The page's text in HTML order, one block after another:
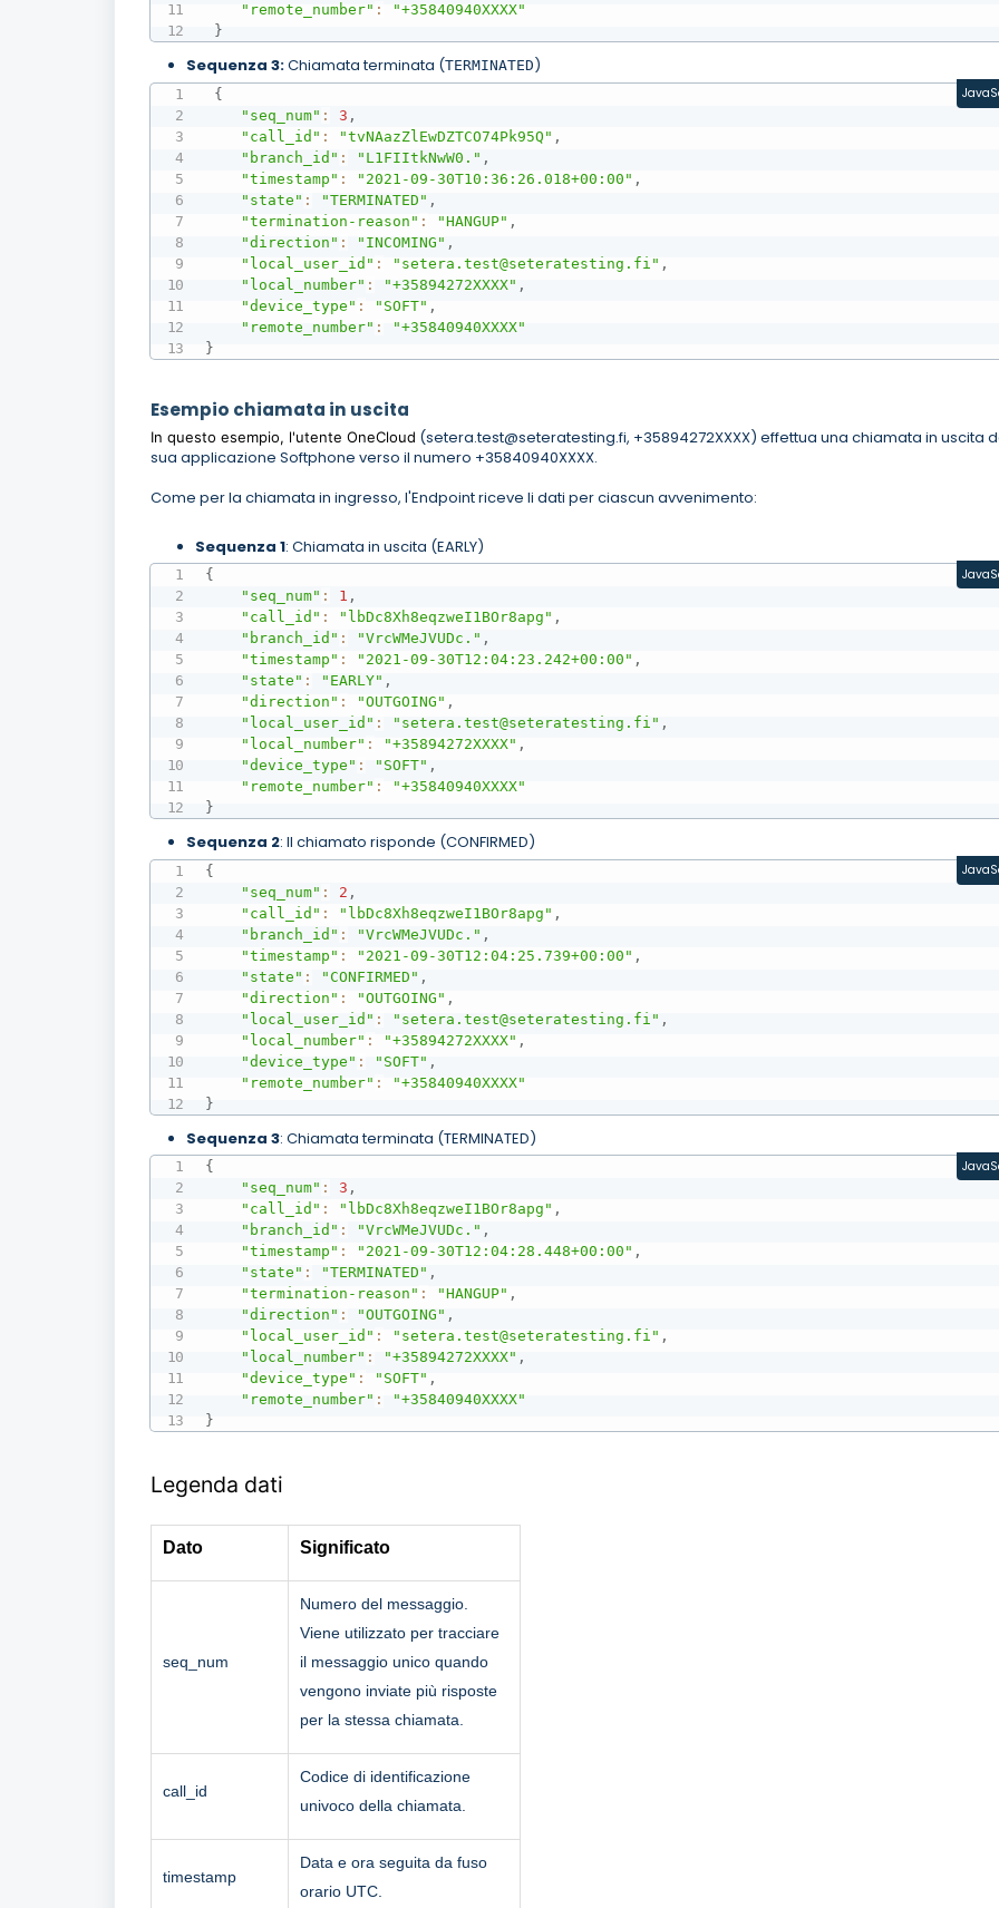
"remote_number" :
"+35840940XXXX"
}
Sequenza 3:Chiamata terminata (TERMINATED)
{
"seq_num" : 3 ,
"call_id" : "tvNAazZlEwDZTCO74Pk95Q" ,
"branch_id" : "L1FIItkNwW0." ,
"timestamp" : "2021-09-30T10:36:26.018+00:00" ,
"state" : "TERMINATED" ,
"termination-reason" : "HANGUP" ,
"direction" : "INCOMING" ,
"local_user_id" : "setera.test@seteratesting.fi" ,
"local_number" : "+35894272XXXX" ,
"device_type" : "SOFT" ,
"remote_number" :
"+35840940XXXX"
}
Esempio chiamata in uscita
In questo esempio, l'utente OneCloud (setera.test@seteratesting.fi, +35894272XXXX) effettua una chiamata in uscita
sua applicazione Softphone verso il numero +35840940XXXX.
Come per la chiamata in ingresso, l'Endpoint riceve li dati per ciascun avvenimento:
Sequenza 1: Chiamata in uscita (EARLY)
{
"seq_num" : 1 ,
"call_id" : "lbDc8Xh8eqzweI1BOr8apg" ,
"branch_id" : "VrcWMeJVUDc." ,
"timestamp" : "2021-09-30T12:04:23.242+00:00" ,
"state" : "EARLY" ,
"direction" : "OUTGOING" ,
"local_user_id" : "setera.test@seteratesting.fi" ,
"local_number" : "+35894272XXXX" ,
"device_type" : "SOFT" ,
"remote_number" :
"+35840940XXXX"
}
Sequenza 2: Il chiamato risponde (CONFIRMED)
{
"seq_num" : 2 ,
"call_id" : "lbDc8Xh8eqzweI1BOr8apg" ,
"branch_id" : "VrcWMeJVUDc." ,
"timestamp" : "2021-09-30T12:04:25.739+00:00" ,
"state" : "CONFIRMED" ,
"direction" : "OUTGOING" ,
"local_user_id" : "setera.test@seteratesting.fi" ,
"local_number" : "+35894272XXXX" ,
"device_type" : "SOFT" ,
"remote_number" :
"+35840940XXXX"
}
Sequenza 3: Chiamata terminata (TERMINATED)
{
"seq_num" : 3 ,
"call_id" : "lbDc8Xh8eqzweI1BOr8apg" ,
"branch_id" : "VrcWMeJVUDc." ,
"timestamp" : "2021-09-30T12:04:28.448+00:00" ,
"state" : "TERMINATED" ,
"termination-reason" : "HANGUP" ,
"direction" : "OUTGOING" ,
"local_user_id" : "setera.test@seteratesting.fi" ,
"local_number" : "+35894272XXXX" ,
"device_type" : "SOFT" ,
"remote_number" :
"+35840940XXXX"
}
Legenda dati
Dato Significato
seq_num
Numero del messaggio.
Viene utilizzato per tracciare
il messaggio unico quando
vengono inviate più risposte
per la stessa chiamata.
call_id
Codice di identificazione
univoco della chiamata.
timestamp
Data e ora seguita da fuso
orario UTC.